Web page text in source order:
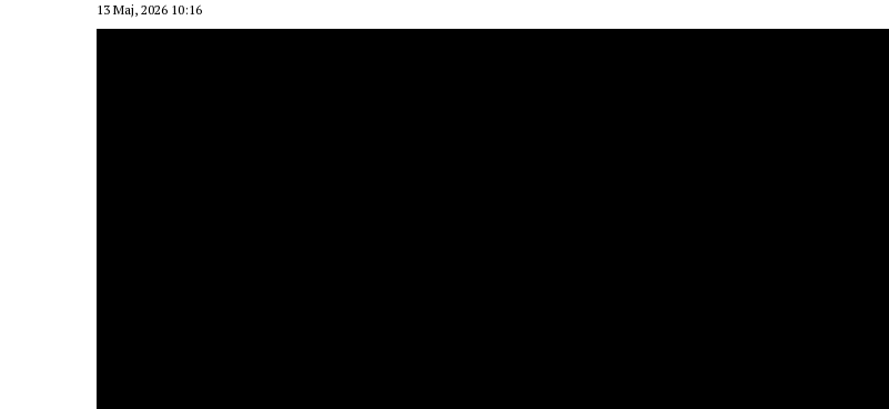
13 Maj, 2026 10:16
VIDEO/ Protestuesit